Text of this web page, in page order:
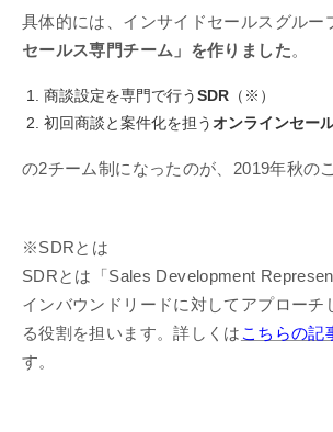
具体的には、インサイドセールスグルー
セールス専門チーム」を作りました。
商談設定を専門で行うSDR （※）
初回商談と案件化を担うオンラインセー
の2チーム制になったのが、2019年秋の
※SDRとは
SDRとは「Sales Development
インバウンドリードに対してアプローチ
る役割を担います。詳しくは こちらの記
す。